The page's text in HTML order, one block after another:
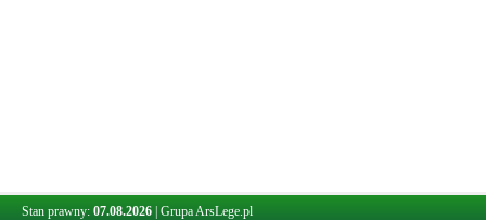
Stan prawny: 07.08.2026 Grupa ArsLege.pl